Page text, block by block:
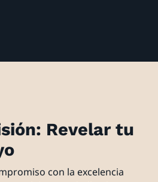
Revelar tu
con la excelencia